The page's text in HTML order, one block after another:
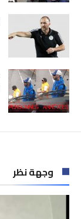
وجهة نظر